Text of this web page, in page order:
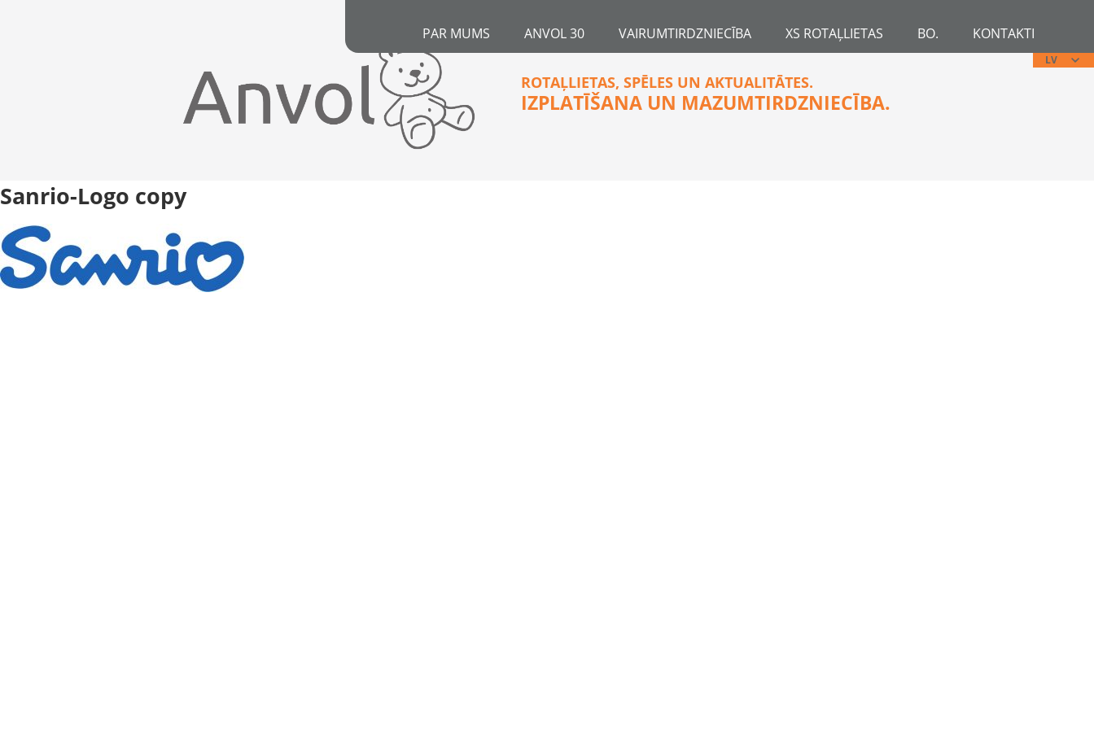
PAR MUMS ANVOL 30 VAIRUMTIRDZNIECĪBA XS ROTAĻLIETAS BO. KONTAKTI
LV
ROTAĻLIETAS, SPĒLES UN AKTUALITĀTES.
IZPLATĪŠANA UN MAZUMTIRDZNIECĪBA.
Sanrio-Logo copy